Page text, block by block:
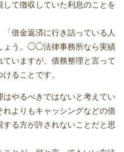
て徴収していた利息のことを
借金返済に行き詰っている人
ょう。◯◯法律事務所なら実績
いますが、債務整理と言って
ることです。
やるべきではないと考えてい
れよりもキャッシングなどの借
する方が許されないことだと思